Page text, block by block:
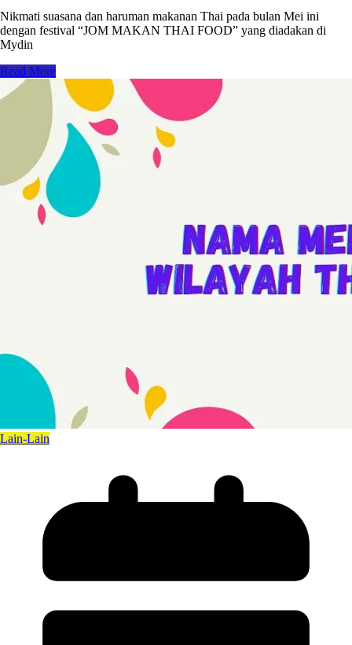
Nikmati suasana dan haruman makanan Thai pada bulan Mei ini
dengan festival “JOM MAKAN THAI FOOD” yang diadakan di
Mydin
Read More
Lain-Lain